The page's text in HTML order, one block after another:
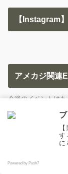
【Instagram】
アメカジ関連
今後のイベントは
す
に
Powered by Push7